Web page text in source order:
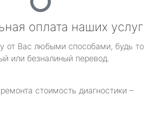
оплата наших услуг
от Вас любыми способами, будь то
или безналиный перевод.
стоимость диагностики –